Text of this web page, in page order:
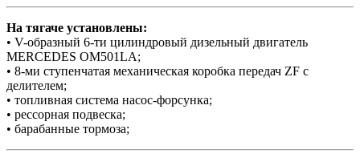
На тягаче установлены:
• V-образный 6-ти цилиндровый дизельный двигатель
MERCEDES OM501LA;
• 8-ми ступенчатая механическая коробка передач ZF с
делителем;
• топливная система насос-форсунка;
• рессорная подвеска;
• барабанные тормоза;